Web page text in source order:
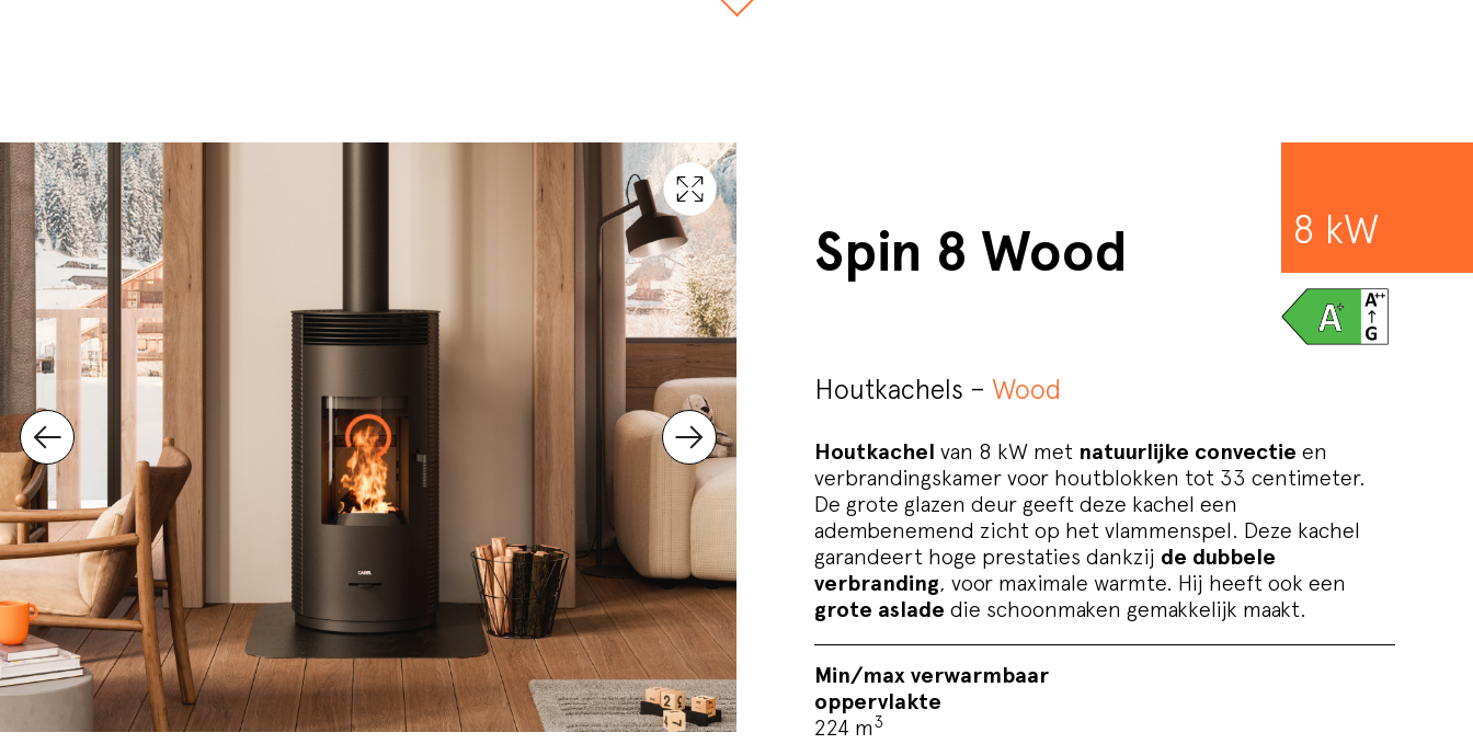
8 kW
Spin 8 Wood
Houtkachels – Wood
Houtkachel van 8 kW met natuurlijke convectie en
verbrandingskamer voor houtblokken tot 33 centimeter.
De grote glazen deur geeft deze kachel een
adembenemend zicht op het vlammenspel. Deze kachel
garandeert hoge prestaties dankzij de dubbele
verbranding, voor maximale warmte. Hij heeft ook een
grote aslade die schoonmaken gemakkelijk maakt.
Min/max verwarmbaar
oppervlakte
224 m3